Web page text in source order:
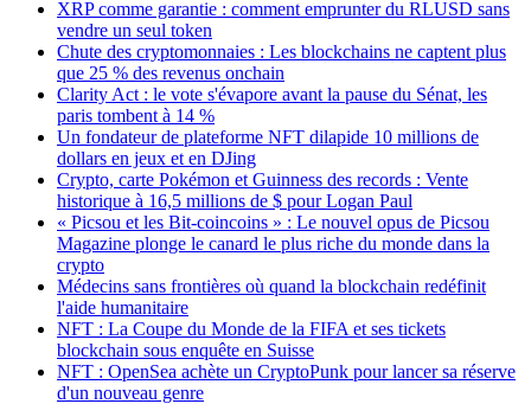
XRP comme garantie : comment emprunter du RLUSD sans
vendre un seul token
Chute des cryptomonnaies : Les blockchains ne captent plus
que 25 % des revenus onchain
Clarity Act : le vote s'évapore avant la pause du Sénat, les
paris tombent à 14 %
Un fondateur de plateforme NFT dilapide 10 millions de
dollars en jeux et en DJing
Crypto, carte Pokémon et Guinness des records : Vente
historique à 16,5 millions de $ pour Logan Paul
« Picsou et les Bit-coincoins » : Le nouvel opus de Picsou
Magazine plonge le canard le plus riche du monde dans la
crypto
Médecins sans frontières où quand la blockchain redéfinit
l'aide humanitaire
NFT : La Coupe du Monde de la FIFA et ses tickets
blockchain sous enquête en Suisse
NFT : OpenSea achète un CryptoPunk pour lancer sa réserve
d'un nouveau genre